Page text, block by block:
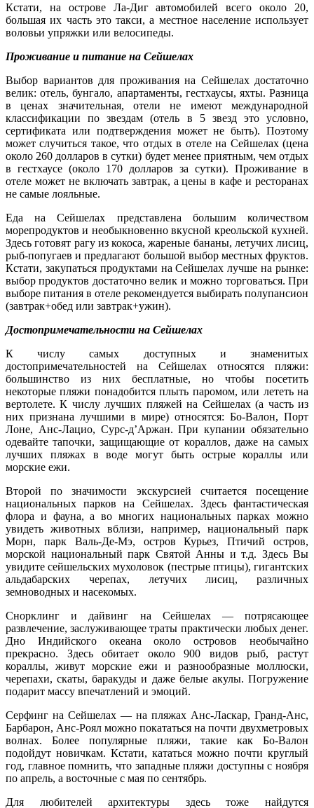
Кстати, на острове Ла-Диг автомобилей всего около 20,
большая их часть это такси, а местное население использует
воловьи упряжки или велосипеды.
Проживание и питание на Сейшелах
Выбор вариантов для проживания на Сейшелах достаточно
велик: отель, бунгало, апартаменты, гестхаусы, яхты. Разница
в ценах значительная, отели не имеют международной
классификации по звездам (отель в 5 звезд это условно,
сертификата или подтверждения может не быть). Поэтому
может случиться такое, что отдых в отеле на Сейшелах (цена
около 260 долларов в сутки) будет менее приятным, чем отдых
в гестхаусе (около 170 долларов за сутки). Проживание в
отеле может не включать завтрак, а цены в кафе и ресторанах
не самые лояльные.
Еда на Сейшелах представлена большим количеством
морепродуктов и необыкновенно вкусной креольской кухней.
Здесь готовят рагу из кокоса, жареные бананы, летучих лисиц,
рыб-попугаев и предлагают большой выбор местных фруктов.
Кстати, закупаться продуктами на Сейшелах лучше на рынке:
выбор продуктов достаточно велик и можно торговаться. При
выборе питания в отеле рекомендуется выбирать полупансион
(завтрак+обед или завтрак+ужин).
Достопримечательности на Сейшелах
К числу самых доступных и знаменитых
достопримечательностей на Сейшелах относятся пляжи:
большинство из них бесплатные, но чтобы посетить
некоторые пляжи понадобится плыть паромом, или лететь на
вертолете. К числу лучших пляжей на Сейшелах (а часть из
них признана лучшими в мире) относятся: Бо-Валон, Порт
Лоне, Анс-Лацио, Сурс-д’Аржан. При купании обязательно
одевайте тапочки, защищающие от кораллов, даже на самых
лучших пляжах в воде могут быть острые кораллы или
морские ежи.
Второй по значимости экскурсией считается посещение
национальных парков на Сейшелах. Здесь фантастическая
флора и фауна, а во многих национальных парках можно
увидеть животных вблизи, например, национальный парк
Морн, парк Валь-Де-Мэ, остров Курьез, Птичий остров,
морской национальный парк Святой Анны и т.д. Здесь Вы
увидите сейшельских мухоловок (пестрые птицы), гигантских
альдабарских черепах, летучих лисиц, различных
земноводных и насекомых.
Снорклинг и дайвинг на Сейшелах — потрясающее
развлечение, заслуживающее траты практически любых денег.
Дно Индийского океана около островов необычайно
прекрасно. Здесь обитает около 900 видов рыб, растут
кораллы, живут морские ежи и разнообразные моллюски,
черепахи, скаты, баракуды и даже белые акулы. Погружение
подарит массу впечатлений и эмоций.
Серфинг на Сейшелах — на пляжах Анс-Ласкар, Гранд-Анс,
Барбарон, Анс-Роял можно покататься на почти двухметровых
волнах. Более популярные пляжи, такие как Бо-Валон
подойдут новичкам. Кстати, кататься можно почти круглый
год, главное помнить, что западные пляжи доступны с ноября
по апрель, а восточные с мая по сентябрь.
Для любителей архитектуры здесь тоже найдутся